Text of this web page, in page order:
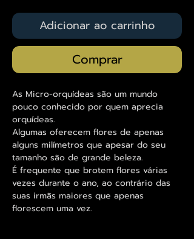
Adicionar ao carrinho
Comprar
As Micro-orquídeas são um mundo
pouco conhecido por quem aprecia
orquídeas.
Algumas oferecem flores de apenas
alguns milímetros que apesar do seu
tamanho são de grande beleza.
É frequente que brotem flores várias
vezes durante o ano, ao contrário das
suas irmãs maiores que apenas
florescem uma vez.